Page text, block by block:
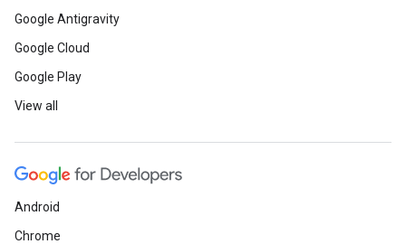
Google Antigravity
Google Cloud
Google Play
View all
Android
Chrome